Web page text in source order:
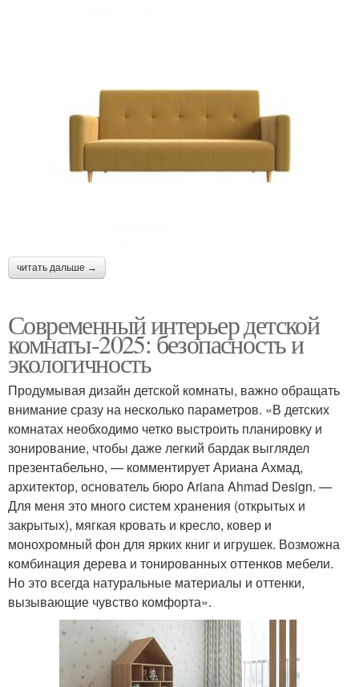
читать дальше →
Современный интерьер детской
комнаты-2025: безопасность и
экологичность
Продумывая дизайн детской комнаты, важно обращать
внимание сразу на несколько параметров. «В детских
комнатах необходимо четко выстроить планировку и
зонирование, чтобы даже легкий бардак выглядел
презентабельно, — комментирует Ариана Ахмад,
архитектор, основатель бюро Ariana Ahmad Design. —
Для меня это много систем хранения (открытых и
закрытых), мягкая кровать и кресло, ковер и
монохромный фон для ярких книг и игрушек. Возможна
комбинация дерева и тонированных оттенков мебели.
Но это всегда натуральные материалы и оттенки,
вызывающие чувство комфорта».